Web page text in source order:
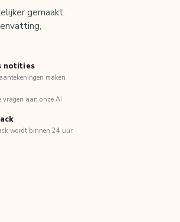
gemaakt.
notities
maken
vragen aan onze AI
wordt binnen 24 uur